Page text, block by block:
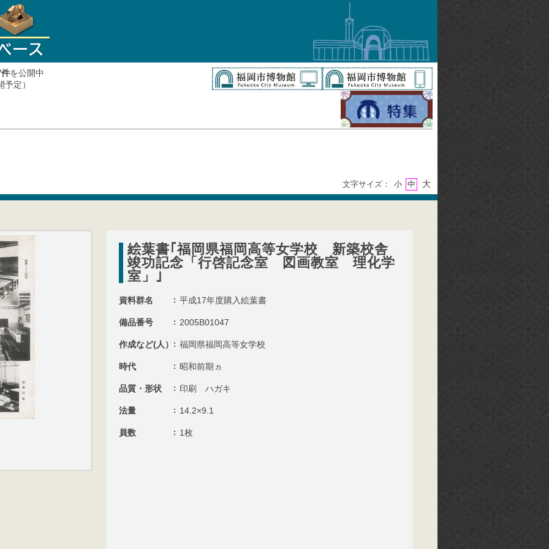
件を公開中
予定）
文字サイズ： 小 中 大
絵葉書｢福岡県福岡高等女学校 新築校舎
竣功記念「行啓記念室 図画教室 理化学
室」｣
資料群名 平成17年度購入絵葉書
備品番号 2005B01047
作成など(人） 福岡県福岡高等女学校
時代 昭和前期ヵ
品質・形状 印刷 ハガキ
法量 14.2×9.1
員数 1枚